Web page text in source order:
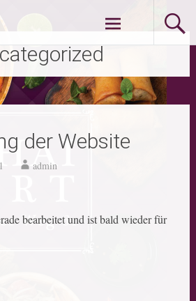
der Website
admin
bearbeitet und ist bald wieder für